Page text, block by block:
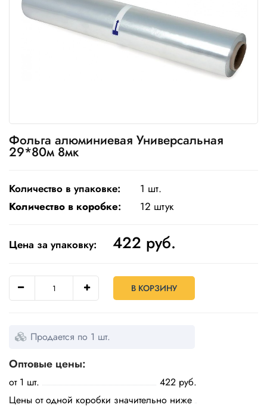
посуда
Пакеты
Товары
и
выпекания
Канцтовары
индивидуальной
защиты
Подарочная
упаковка
Фольга алюминиевая Универсальная
29*80м 8мк
Количество в упаковке:
1 шт.
Количество в коробке: 12 штук
Цена за упаковку: 422 руб.
В КОРЗИНУ
Продается по 1 шт.
Оптовые цены:
от 1 шт.
422 руб.
Цены от одной коробки значительно ниже